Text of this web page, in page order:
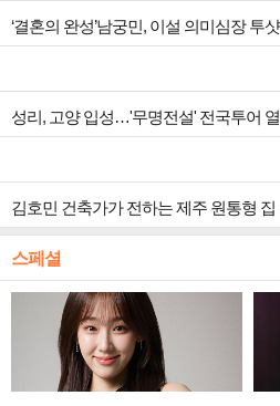
‘결혼의 완성’남궁민, 이설 의미심장
성리, 고양 입성…'무명전설' 전국투어
스페셜